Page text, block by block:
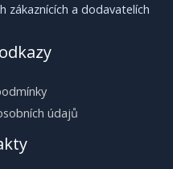
zákaznících a dodavatelích
údajů